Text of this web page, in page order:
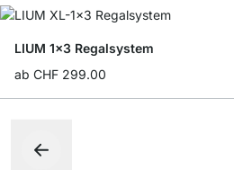
LIUM 1x3 Regalsystem
ab CHF 299.00